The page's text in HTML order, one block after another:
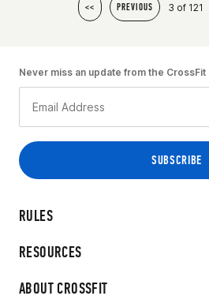
<< PREVIOUS 3 of 121
RULES
RESOURCES
ABOUT CROSSFIT
Never miss an update from the CrossFit